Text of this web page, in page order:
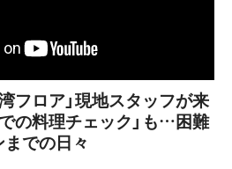
フロア」現地スタッフが来
の料理チェック」も…困難
での日々